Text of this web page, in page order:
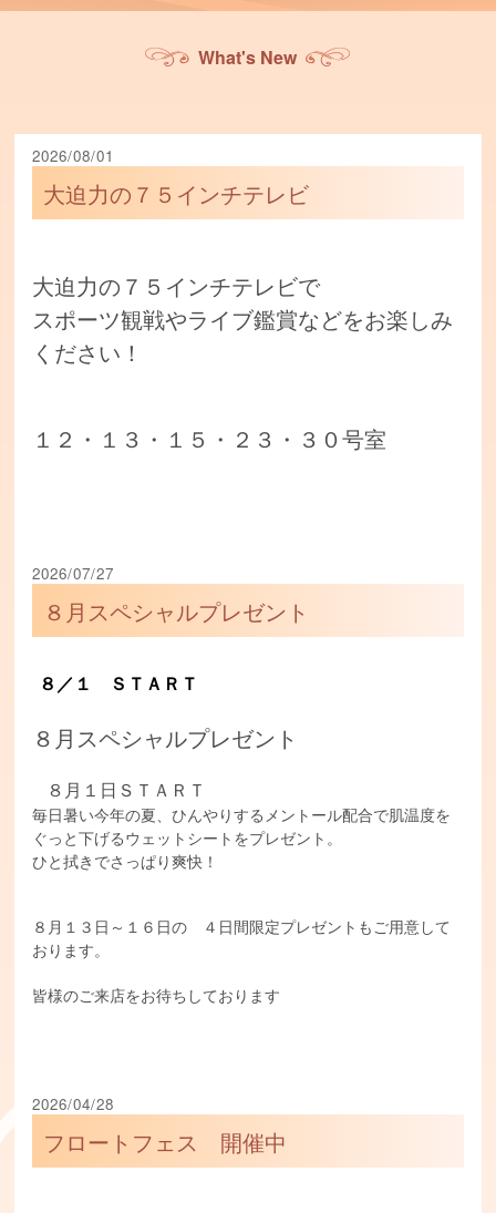
What's New
2026/08/01
大迫力の７５インチテレビ
大迫力の７５インチテレビで
スポーツ観戦やライブ鑑賞などをお楽しみ
ください！
１２・１３・１５・２３・３０号室
2026/07/27
８月スペシャルプレゼント
８／１ ＳＴＡＲＴ
８月スペシャルプレゼント
８月１日ＳＴＡＲＴ
毎日暑い今年の夏、ひんやりするメントール配合で肌温度を
ぐっと下げるウェットシートをプレゼント。
ひと拭きでさっぱり爽快！
８月１３日～１６日の ４日間限定プレゼントもご用意して
おります。
皆様のご来店をお待ちしております
2026/04/28
フロートフェス 開催中